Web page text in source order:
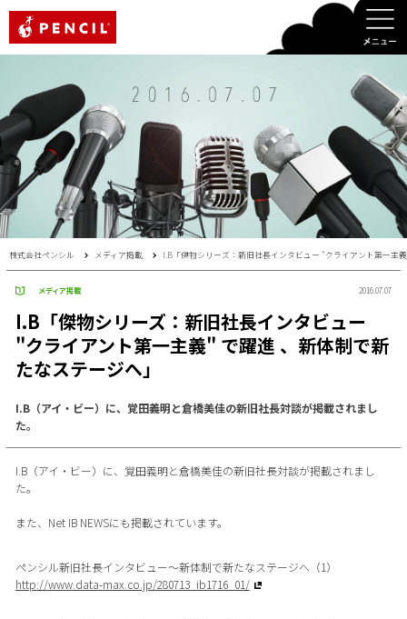
株式会社ペンシル メディア掲載 I.B「傑物シリーズ：新旧社長インタビュー "クライアント第一主
メディア掲載 2016.07.07
I.B「傑物シリーズ：新旧社長インタビュー
"クライアント第一主義" で躍進 、新体制で新
たなステージへ」
I.B（アイ・ビー）に、覚田義明と倉橋美佳の新旧社長対談が掲載されまし
た。
I.B（アイ・ビー）に、覚田義明と倉橋美佳の新旧社長対談が掲載されまし
た。
また、Net IB NEWSにも掲載されています。
ペンシル新旧社長インタビュー～新体制で新たなステージへ（1）
http://www.data-max.co.jp/280713_ib1716_01/